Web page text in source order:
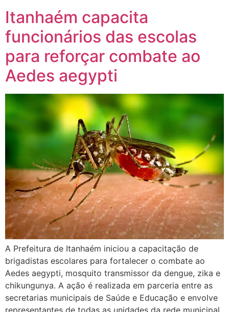
Itanhaém capacita
funcionários das escolas
para reforçar combate ao
Aedes aegypti
A Prefeitura de Itanhaém iniciou a capacitação de
brigadistas escolares para fortalecer o combate ao
Aedes aegypti, mosquito transmissor da dengue, zika e
chikungunya. A ação é realizada em parceria entre as
secretarias municipais de Saúde e Educação e envolve